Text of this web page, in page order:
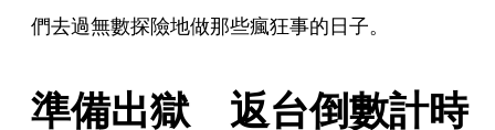
們去過無數探險地做那些瘋狂事的日子。
準備出獄　返台倒數計時